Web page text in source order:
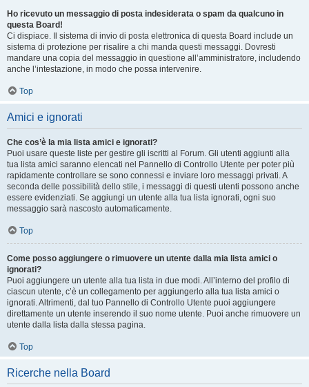
Ho ricevuto un messaggio di posta indesiderata o spam da qualcuno in
questa Board!
Ci dispiace. Il sistema di invio di posta elettronica di questa Board include un
sistema di protezione per risalire a chi manda questi messaggi. Dovresti
mandare una copia del messaggio in questione all’amministratore, includendo
anche l’intestazione, in modo che possa intervenire.
Top
Amici e ignorati
Che cos’è la mia lista amici e ignorati?
Puoi usare queste liste per gestire gli iscritti al Forum. Gli utenti aggiunti alla
tua lista amici saranno elencati nel Pannello di Controllo Utente per poter più
rapidamente controllare se sono connessi e inviare loro messaggi privati. A
seconda delle possibilità dello stile, i messaggi di questi utenti possono anche
essere evidenziati. Se aggiungi un utente alla tua lista ignorati, ogni suo
messaggio sarà nascosto automaticamente.
Top
Come posso aggiungere o rimuovere un utente dalla mia lista amici o
ignorati?
Puoi aggiungere un utente alla tua lista in due modi. All’interno del profilo di
ciascun utente, c’è un collegamento per aggiungerlo alla tua lista amici o
ignorati. Altrimenti, dal tuo Pannello di Controllo Utente puoi aggiungere
direttamente un utente inserendo il suo nome utente. Puoi anche rimuovere un
utente dalla lista dalla stessa pagina.
Top
Ricerche nella Board